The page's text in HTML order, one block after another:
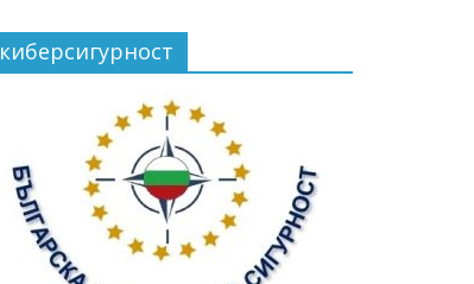
киберсигурност